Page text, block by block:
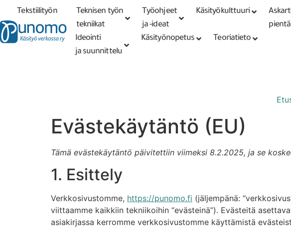
Tarkennettu Punomoputiikki
Tekstiilityön
tekniikat
Teknisen työn
tekniikat
Työohjeet
ja -ideat
Käsityökulttuuri
Ideointi
ja suunnittelu
Käsityönopetus Teoriatieto
Evästekäytäntö (EU)
Tämä evästekäytäntö päivitettiin viimeksi 8.2.2025, ja se
1. Esittely
Verkkosivustomme, https://punomo.fi (jäljempänä:
viittaamme kaikkiin tekniikoihin “evästeinä”). Evästeitä
asiakirjassa kerromme verkkosivustomme käyttämistä